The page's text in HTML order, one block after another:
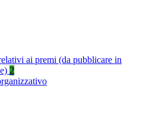
ai premi (da pubblicare in
2